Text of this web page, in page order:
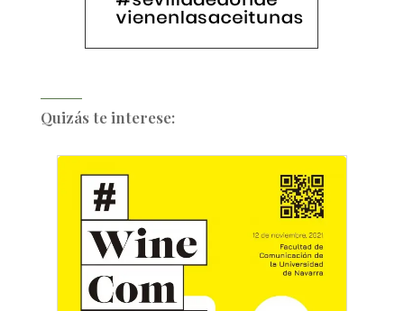
Quizás te interese: